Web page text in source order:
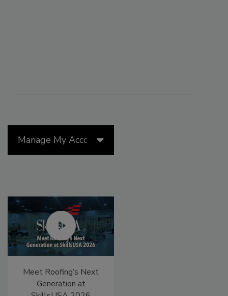
Manage My Account
Meet Roofing’s Next
Generation at